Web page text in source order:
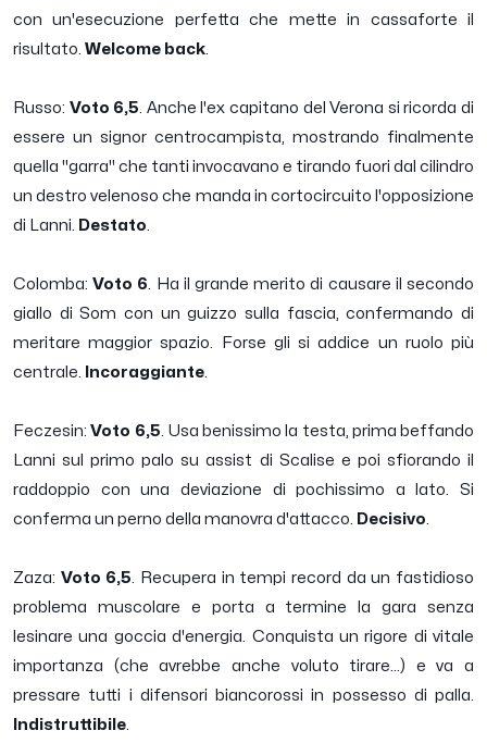
con un'esecuzione perfetta che mette in cassaforte il
risultato. Welcome back
Russo: Voto 6,5 . Anche l'ex capitano del Verona si ricorda di
essere un signor centrocampista, mostrando finalmente
quella "garra" che tanti invocavano e tirando fuori dal cilindro
un destro velenoso che manda in cortocircuito l'opposizione
di Lanni.
Destato
Colomba:Voto 6 . Ha il grande merito di causare il secondo
giallo di Som con un guizzo sulla fascia, confermando di
meritare maggior spazio. Forse gli si addice un ruolo più
centrale.
Incoraggiante
Feczesin:Voto 6,5 . Usa benissimo la testa, prima beffando
Lanni sul primo palo su assist di Scalise e poi sfiorando il
raddoppio con una deviazione di pochissimo a lato. Si
conferma un perno della manovra d'attacco.
Decisivo
Zaza: Voto 6,5 . Recupera in tempi record da un fastidioso
problema muscolare e porta a termine la gara senza
lesinare una goccia d'energia. Conquista un rigore di vitale
importanza (che avrebbe anche voluto tirare...) e va a
pressare tutti i difensori biancorossi in possesso di palla.
Indistruttibile